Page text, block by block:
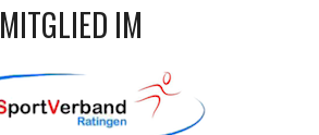
MITGLIED IM